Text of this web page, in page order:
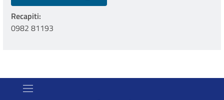
Recapiti
0982 81193